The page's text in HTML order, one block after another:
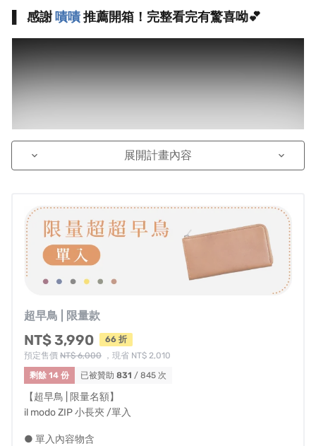
感謝嘖嘖推薦開箱！完整看完有驚喜呦💕
▌ 感謝 貢丸滾去哪 推薦開箱！街訪遇到贊助者，快來聽聽
他的真實想法🥰
▌ 💁‍♀️小編來開箱！設計特點一一與你說明，一起來看看影
keyboard_arrow_down 展開計畫內容 keyboard_arrow_down
超早鳥 | 限量款
NT$ 3,990
66 折
預定售價 NT$ 6,000 ，現省 NT$ 2,010
剩餘 14 份
已被贊助 831 / 845 次
【超早鳥 | 限量名額】
il modo ZIP 小長夾 /單入
● 單入內容物含